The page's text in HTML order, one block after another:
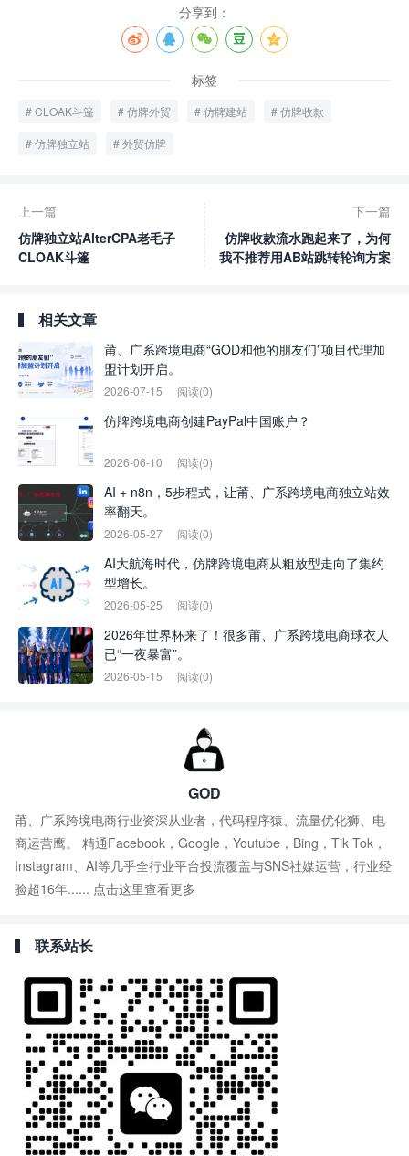
分享到：
标签
CLOAK斗篷 仿牌外贸 仿牌建站 仿牌收款
仿牌独立站 外贸仿牌
上一篇
仿牌独立站AlterCPA老毛子
CLOAK斗篷
下一篇
仿牌收款流水跑起来了，为何
我不推荐用AB站跳转轮询方案
相关文章
莆、广系跨境电商“GOD和他的朋友们”项目代理加
盟计划开启。
2026-07-15 阅读(0)
仿牌跨境电商创建PayPal中国账户？
2026-06-10 阅读(0)
AI + n8n，5步程式，让莆、广系跨境电商独立站效
率翻天。
2026-05-27 阅读(0)
AI大航海时代，仿牌跨境电商从粗放型走向了集约
型增长。
2026-05-25 阅读(0)
2026年世界杯来了！很多莆、广系跨境电商球衣人
已“一夜暴富”。
2026-05-15 阅读(0)
GOD
莆、广系跨境电商行业资深从业者，代码程序猿、流量优化狮、电
商运营鹰。 精通Facebook，Google，Youtube，Bing，Tik Tok，
Instagram、AI等几乎全行业平台投流覆盖与SNS社媒运营，行业经
验超16年...... 点击这里查看更多
联系站长